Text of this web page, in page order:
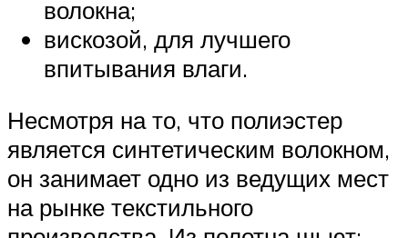
волокна;
вискозой, для лучшего
впитывания влаги.
Несмотря на то, что полиэстер
является синтетическим волокном,
он занимает одно из ведущих мест
на рынке текстильного